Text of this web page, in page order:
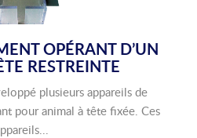
OPÉRANT D’UN
RESTREINTE
plusieurs appareils de
pour animal à tête fixée. Ces